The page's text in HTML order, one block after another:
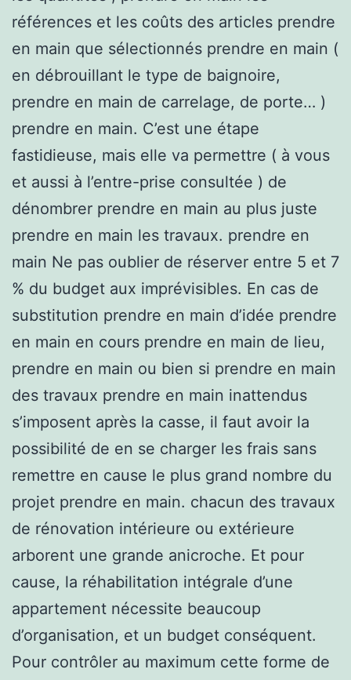
références et les coûts des articles prendre
en main que sélectionnés prendre en main (
en débrouillant le type de baignoire,
prendre en main de carrelage, de porte… )
prendre en main. C’est une étape
fastidieuse, mais elle va permettre ( à vous
et aussi à l’entre-prise consultée ) de
dénombrer prendre en main au plus juste
prendre en main les travaux. prendre en
main Ne pas oublier de réserver entre 5 et 7
% du budget aux imprévisibles. En cas de
substitution prendre en main d’idée prendre
en main en cours prendre en main de lieu,
prendre en main ou bien si prendre en main
des travaux prendre en main inattendus
s’imposent après la casse, il faut avoir la
possibilité de en se charger les frais sans
remettre en cause le plus grand nombre du
projet prendre en main. chacun des travaux
de rénovation intérieure ou extérieure
arborent une grande anicroche. Et pour
cause, la réhabilitation intégrale d’une
appartement nécessite beaucoup
d’organisation, et un budget conséquent.
Pour contrôler au maximum cette forme de